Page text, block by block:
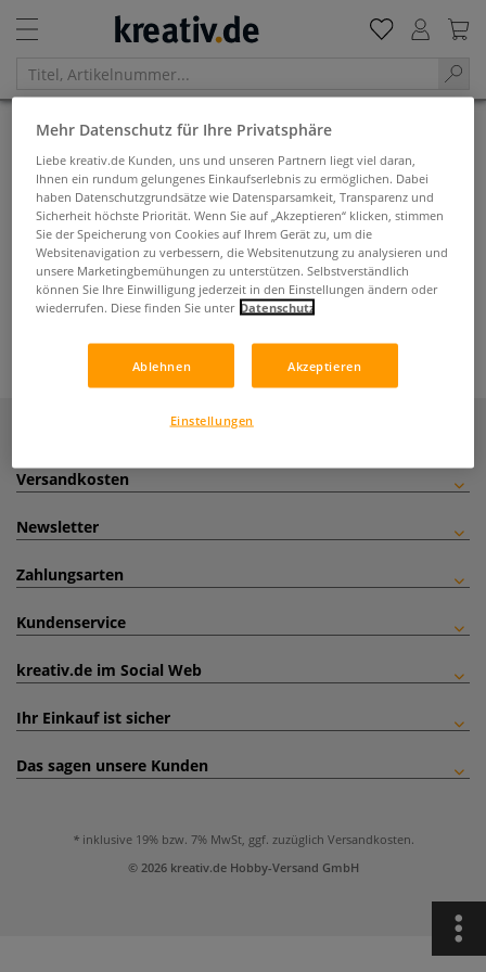
Pinselhalter
Pinselhalter
Filtern & Sortieren
Versandkosten
Newsletter
Zahlungsarten
Kundenservice
kreativ.de im Social Web
Ihr Einkauf ist sicher
Das sagen unsere Kunden
inklusive 19% bzw. 7% MwSt, ggf. zuzüglich Versandkosten.
© 2026 kreativ.de Hobby-Versand GmbH
Mehr Datenschutz für Ihre Privatsphäre
Liebe kreativ.de Kunden, uns und unseren Partnern liegt viel daran,
Ihnen ein rundum gelungenes Einkaufserlebnis zu ermöglichen. Dabei
haben Datenschutzgrundsätze wie Datensparsamkeit, Transparenz und
Sicherheit höchste Priorität. Wenn Sie auf „Akzeptieren“ klicken, stimmen
Sie der Speicherung von Cookies auf Ihrem Gerät zu, um die
Websitenavigation zu verbessern, die Websitenutzung zu analysieren und
unsere Marketingbemühungen zu unterstützen. Selbstverständlich
können Sie Ihre Einwilligung jederzeit in den Einstellungen ändern oder
wiederrufen. Diese finden Sie unter Datenschutz
Ablehnen Akzeptieren
Einstellungen